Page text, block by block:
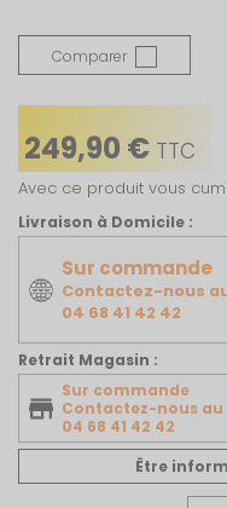
Comparer
249,90 € TTC
Avec ce produit vous
Livraison à Domicile :
Sur commande
Contactez-nous
04 68 41 42 42
Retrait Magasin :
Sur commande
Contactez-nous au
04 68 41 42 42
Être